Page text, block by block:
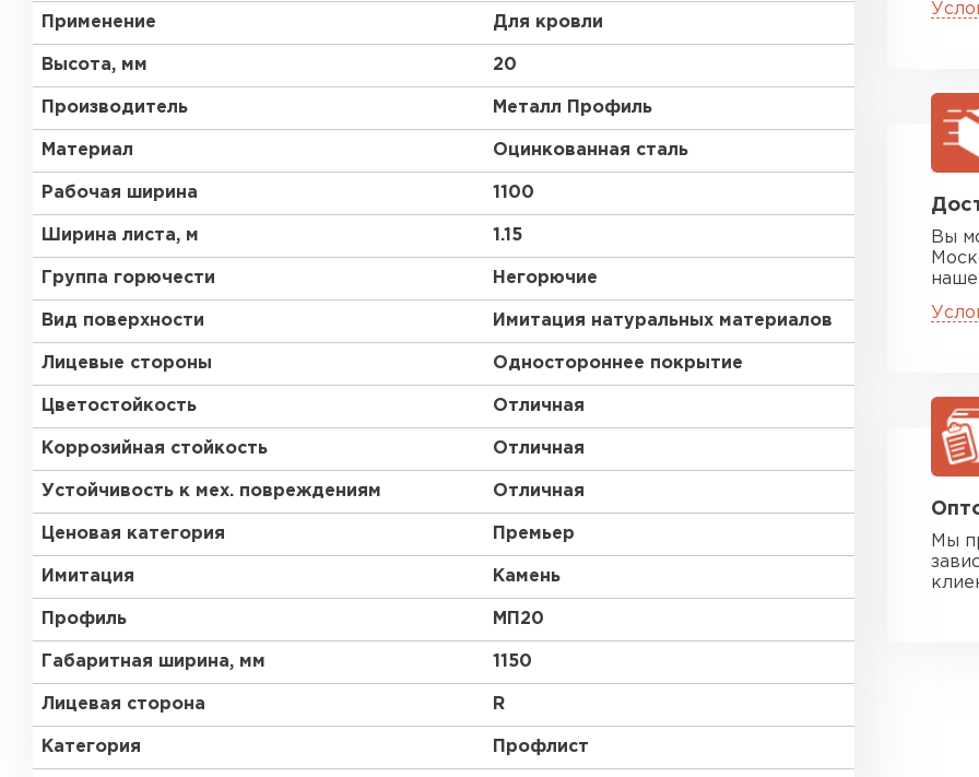
RR 11 RR 23
RR 35 RR 750 без покрытия
Применение Для кровли
Высота, мм 20
Производитель Металл Профиль
Материал Оцинкованная сталь
Рабочая ширина 1100
Ширина листа, м 1.15
Группа горючести Негорючие
Вид поверхности Имитация натуральных материалов
Лицевые стороны Одностороннее покрытие
Цветостойкость Отличная
Коррозийная стойкость Отличная
Устойчивость к мех. повреждениям Отличная
Ценовая категория Премьер
Имитация Камень
Профиль МП20
Габаритная ширина, мм 1150
Лицевая сторона R
Категория Профлист
Вы
Мы
Цементно-